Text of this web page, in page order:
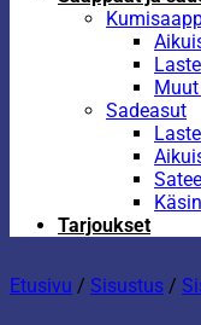
Sadeasut
Tarjoukset
Etusivu / Sisustus /